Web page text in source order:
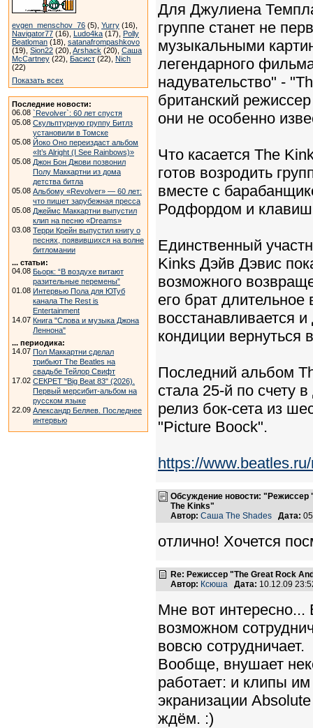
evgen_menschov_76 (5), Yurry (16),
Navigator77 (16), Ludo4ka (17), Polly
Beatloman (18), satanafrompashkovo
(19), Sion22 (20), Arshack (20), Саша
McCartney (22), Басист (22), Nich
(22)
Показать всех
Последние новости:
06.08 `Revolver`: 60 лет спустя
05.08 Скульптурную группу Битлз
установили в Томске
05.08 Йоко Оно переиздаст альбом
«It’s Alright (I See Rainbows)»
05.08 Джон Бон Джови позвонил
Полу Маккартни из дома
детства битла
05.08 Альбому «Revolver» — 60 лет:
что пишет зарубежная пресса
05.08 Джеймс Маккартни выпустил
клип на песню «Dreams»
03.08 Терри Крейн выпустил книгу о
песнях, появившихся на волне
битломании
... статьи:
04.08 Бьорк: “В воздухе витают
разительные перемены”
01.08 Интервью Пола для ЮТуб
канала The Rest is
Entertainment
14.07 Книга "Слова и музыка Джона
Леннона"
... периодика:
14.07 Пол Маккартни сделал
трибьют The Beatles на
свадьбе Тейлор Свифт
17.02 СЕКРЕТ "Big Beat 83" (2026).
Первый мерсибит-альбом на
русском языке
22.09 Александр Беляев. Последнее
интервью
Для Джулиена
группе станет не
музыкальными
легендарного
надувательство" -
британский
они не особенно
Что касается The
готов возродить
вместе с
Родфордом и
Единственный
Kinks Дэйв Дэвис
возможного
его брат
восстанавливается
кондиции вернуться
Последний альбом
стала 25-й по счету
релиз бок-сета из
"Picture Boock".
https://
Обсуждение новости: "Режиссер
The Kinks"
Автор: Саша The Shades Дата:
отлично! Хочется
Re: Режиссер "The Great Rock
Автор: Ксюша Дата: 10.12.09
Мне вот интересно...
возможном
вовсю сотрудничает.
Вообще, внушает
работает: и клипы
экранизации
ждём. :)